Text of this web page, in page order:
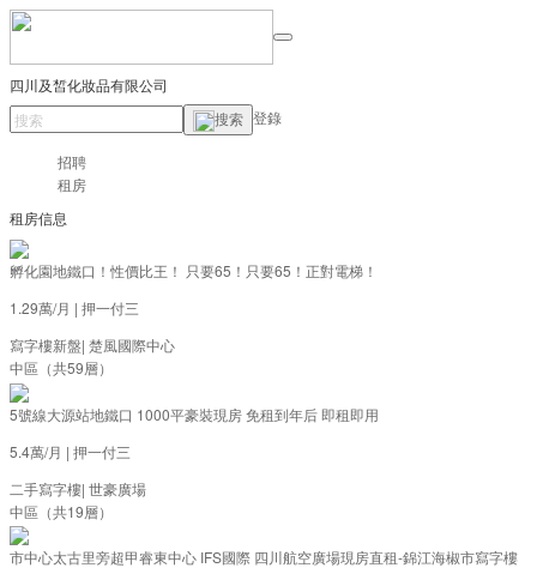
四川及皙化妝品有限公司
搜索 登錄
招聘
租房
租房信息
孵化園地鐵口！性價比王！ 只要65！只要65！正對電梯！
1.29萬/月 | 押一付三
寫字樓新盤| 楚風國際中心
中區（共59層）
5號線大源站地鐵口 1000平豪裝現房 免租到年后 即租即用
5.4萬/月 | 押一付三
二手寫字樓| 世豪廣場
中區（共19層）
市中心太古里旁超甲睿東中心 IFS國際 四川航空廣場現房直租-錦江海椒市寫字樓